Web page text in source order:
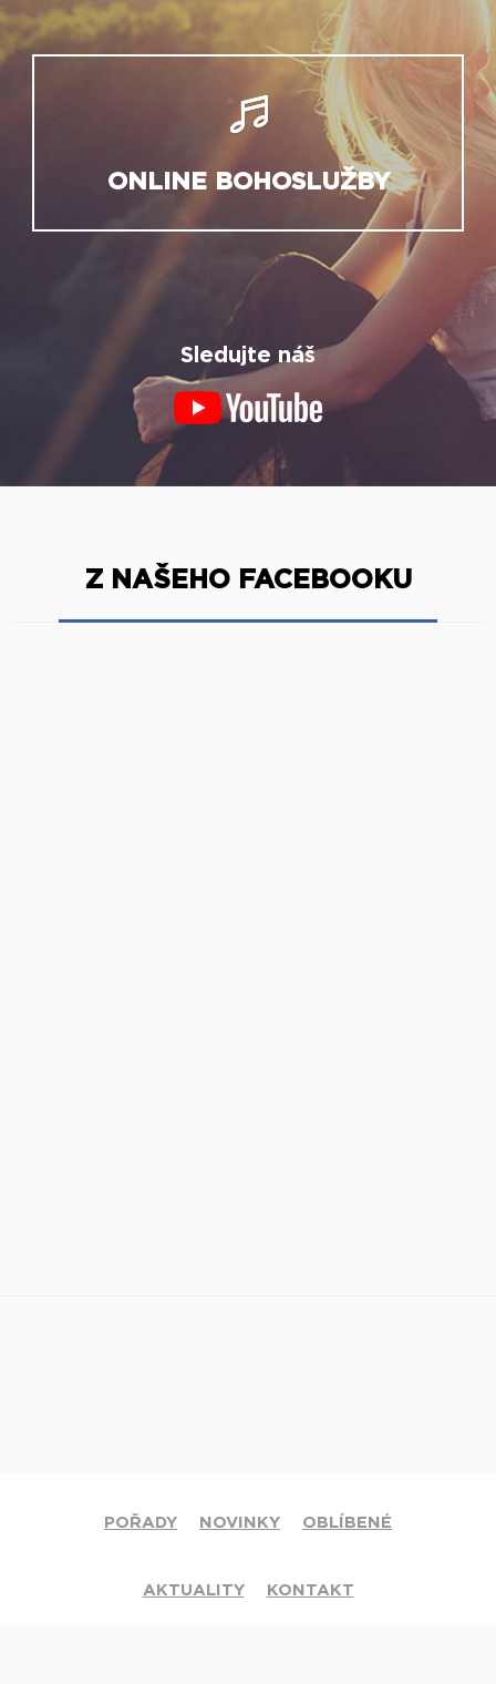
ONLINE BOHOSLUŽBY
Sledujte náš
Z NAŠEHO FACEBOOKU
POŘADY NOVINKY OBLÍBENÉ
AKTUALITY KONTAKT